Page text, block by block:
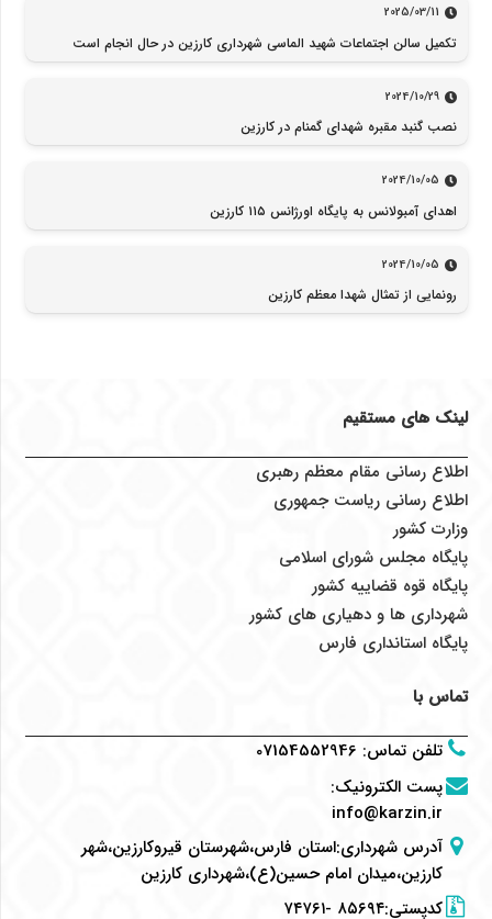
2025/03/11
تکمیل سالن اجتماعات شهید الماسی شهرداری کارزین در حال انجام است
2024/10/29
نصب گنبد مقبره شهدای گمنام در کارزین
2024/10/05
اهدای آمبولانس به پایگاه اورژانس ۱۱۵ کارزین
2024/10/05
رونمایی از تمثال شهدا معظم کارزین
لینک های مستقیم
اطلاع رسانی مقام معظم رهبری
اطلاع رسانی ریاست جمهوری
وزارت کشور
پایگاه مجلس شورای اسلامی
پایگاه قوه قضاییه کشور
شهرداری ها و دهیاری های کشور
پایگاه استانداری فارس
تماس با
تلفن تماس:
07154552946
پست الکترونیک:
info@karzin.ir
آدرس شهرداری:استان فارس،شهرستان قیروکارزین،شهر
کارزین،میدان امام حسین(ع)،شهرداری کارزین
کدپستی:۸۵۶۹۴ -۷۴۷۶۱